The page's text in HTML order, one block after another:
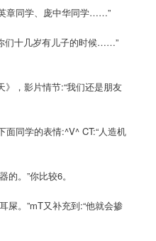
章同学、庞中华同学……”
们十几岁有儿子的时候……”
，影片情节:“我们还是朋友
同学的表情:^V^ CT:“人造机
。”你比较6。
屎。”mT又补充到:“他就会掺